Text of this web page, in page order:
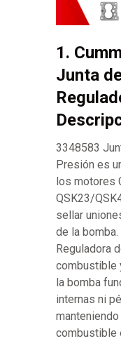
1.
Junta
3348583
Presión es
los motores
QSK23/
sellar
de la
Reguladora
combustible
la bomba
internas ni
combustible